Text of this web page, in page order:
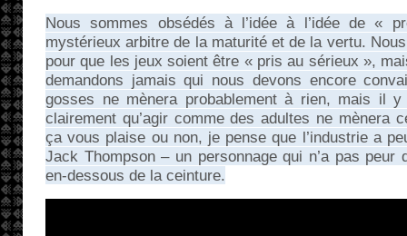
Nous sommes obsédés à l’idée à l’idée de «
mystérieux arbitre de la maturité et de la vertu.
pour que les jeux soient être « pris au sérieux »,
demandons jamais qui nous devons encore
gosses ne mènera probablement à rien, mais il
clairement qu’agir comme des adultes ne mènera
ça vous plaise ou non, je pense que l’industrie a
Jack Thompson – un personnage qui n’a pas peur
en-dessous de la ceinture.